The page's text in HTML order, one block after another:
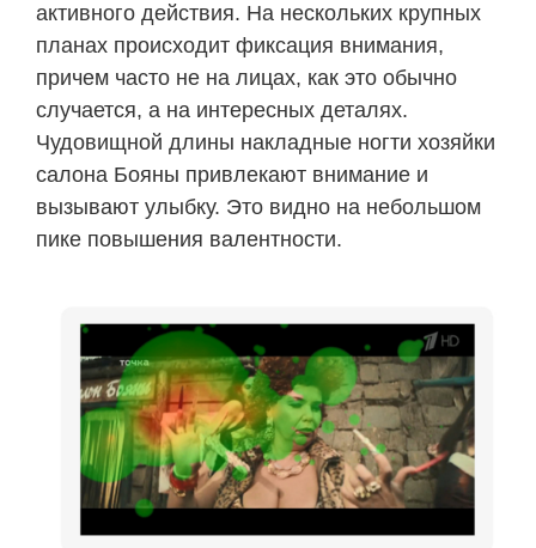
активного действия. На нескольких крупных
планах происходит фиксация внимания,
причем часто не на лицах, как это обычно
случается, а на интересных деталях.
Чудовищной длины накладные ногти хозяйки
салона Бояны привлекают внимание и
вызывают улыбку. Это видно на небольшом
пике повышения валентности.